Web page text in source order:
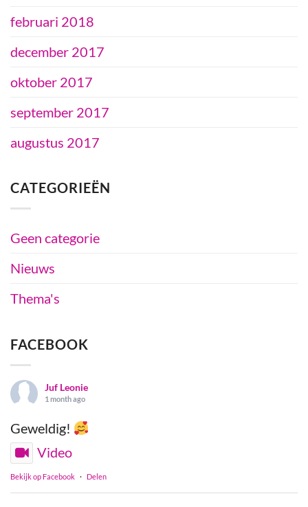
februari 2018
december 2017
oktober 2017
september 2017
augustus 2017
CATEGORIEËN
Geen categorie
Nieuws
Thema's
FACEBOOK
Juf Leonie
1 month ago
Geweldig!
Video
Bekijk op Facebook · Delen